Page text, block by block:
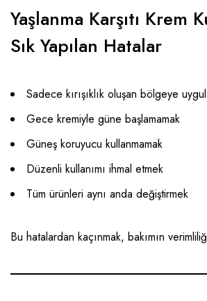
Yaşlanma Karşıtı Krem
Sık Yapılan Hatalar
Sadece kırışıklık oluşan bölgeye
Gece kremiyle güne başlamamak
Güneş koruyucu kullanmamak
Düzenli kullanımı ihmal etmek
Tüm ürünleri aynı anda değiştirmek
Bu hatalardan kaçınmak, bakımın